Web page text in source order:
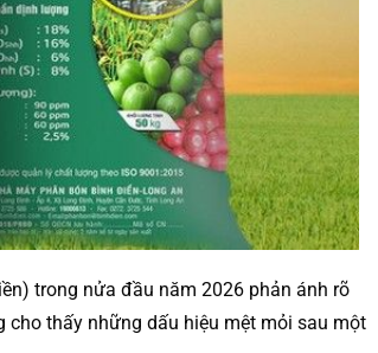
trong nửa đầu năm 2026 phản ánh rõ
cho thấy những dấu hiệu mệt mỏi sau một